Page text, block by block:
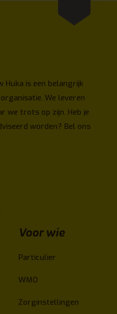
Huka is een belangrijk
We leveren
we trots op zijn. Heb je
worden? Bel ons
Voor wie
Particulier
WMO
Zorginstellingen